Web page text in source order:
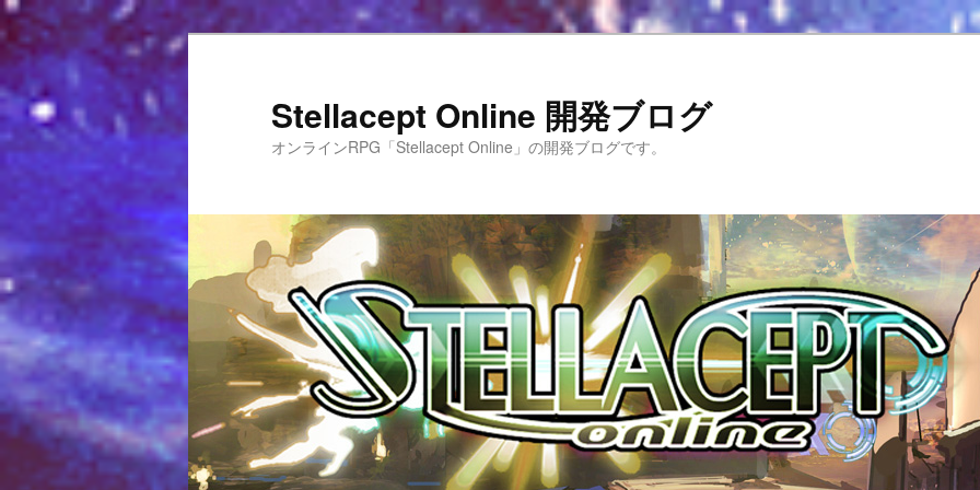
Stellacept Online 開発ブログ
オンラインRPG「Stellacept Online」の開発ブログです。